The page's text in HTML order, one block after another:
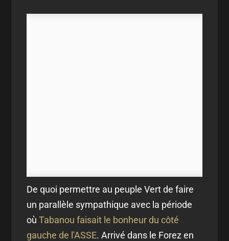
De quoi permettre au peuple Vert de faire
un parallèle sympathique avec la période
oùTabanou faisait le bonheur du côté
gauche de l'ASSE. Arrivé dans le Forez en